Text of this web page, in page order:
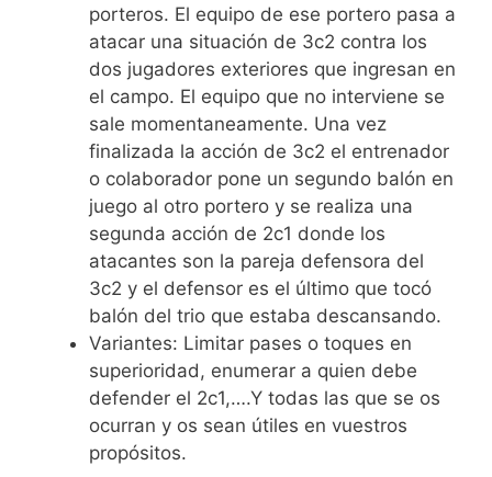
porteros. El equipo de ese portero pasa a
atacar una situación de 3c2 contra los
dos jugadores exteriores que ingresan en
el campo. El equipo que no interviene se
sale momentaneamente. Una vez
finalizada la acción de 3c2 el entrenador
o colaborador pone un segundo balón en
juego al otro portero y se realiza una
segunda acción de 2c1 donde los
atacantes son la pareja defensora del
3c2 y el defensor es el último que tocó
balón del trio que estaba descansando.
Variantes: Limitar pases o toques en
superioridad, enumerar a quien debe
defender el 2c1,….Y todas las que se os
ocurran y os sean útiles en vuestros
propósitos.